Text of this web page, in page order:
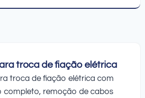
troca de fiação elétrica
troca de fiação elétrica com
completo, remoção de cabos